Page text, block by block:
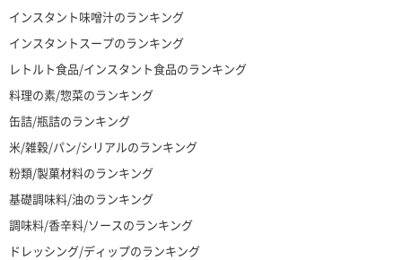
インスタント味噌汁のランキング
インスタントスープのランキング
レトルト食品/インスタント食品のランキング
料理の素/惣菜のランキング
缶詰/瓶詰のランキング
米/雑穀/パン/シリアルのランキング
粉類/製菓材料のランキング
基礎調味料/油のランキング
調味料/香辛料/ソースのランキング
ドレッシング/ディップのランキング